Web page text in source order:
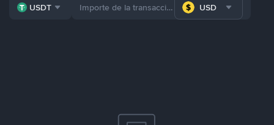
USDT USD